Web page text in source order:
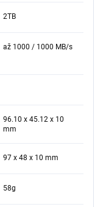
2TB
až 1000 / 1000 MB/s
96.10 x 45.12 x 10
mm
97 x 48 x 10 mm
58g